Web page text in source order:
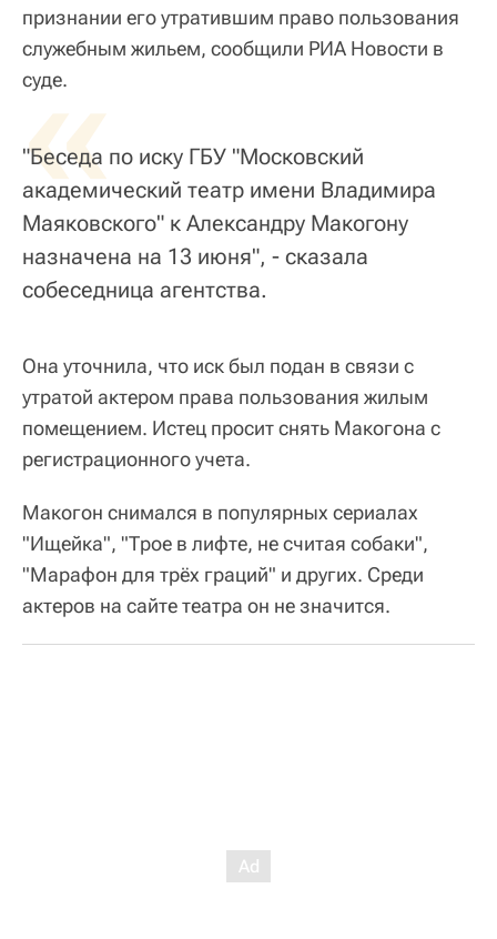
признании его утратившим право пользования
служебным жильем, сообщили РИА Новости в
суде.
«
"Беседа по иску ГБУ "Московский
академический театр имени Владимира
Маяковского" к Александру Макогону
назначена на 13 июня", - сказала
собеседница агентства.
Она уточнила, что иск был подан в связи с
утратой актером права пользования жилым
помещением. Истец просит снять Макогона с
регистрационного учета.
Макогон снимался в популярных сериалах
"Ищейка", "Трое в лифте, не считая собаки",
"Марафон для трёх граций" и других. Среди
актеров на сайте театра он не значится.